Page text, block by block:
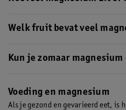
wat, maar er zijn
Welk fruit bevat veel
fruit.
Kun je zomaar
voeding. Neem nooit meer dan de
verpakking. Anders kan je te veel
Voeding en magnesium
Als je gezond en gevarieerd eet, is